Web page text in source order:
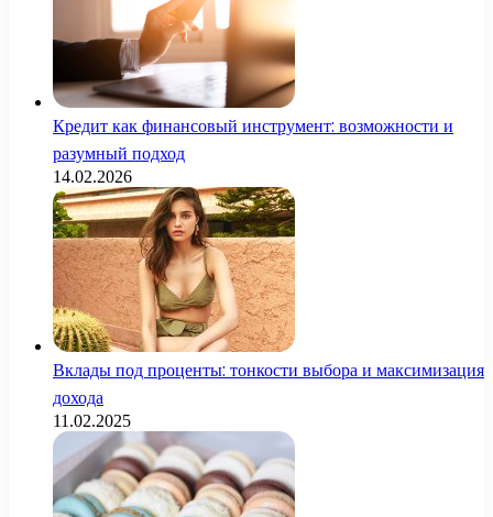
Кредит как финансовый инструмент: возможности и
разумный подход
14.02.2026
Вклады под проценты: тонкости выбора и максимизация
дохода
11.02.2025